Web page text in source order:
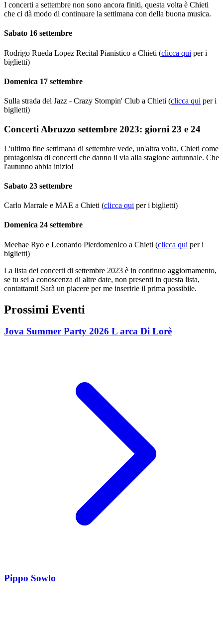
I concerti a settembre non sono ancora finiti, questa volta è Chieti
che ci dà modo di continuare la settimana con della buona musica.
Sabato 16 settembre
Rodrigo Rueda Lopez Recital Pianistico a Chieti (clicca qui per i
biglietti)
Domenica 17 settembre
Sulla strada del Jazz - Crazy Stompin' Club a Chieti (clicca qui per i
biglietti)
Concerti Abruzzo settembre 2023: giorni 23 e 24
L'ultimo fine settimana di settembre vede, un'altra volta, Chieti come
protagonista di concerti che danno il via alla stagione autunnale. Che
l'autunno abbia inizio!
Sabato 23 settembre
Carlo Marrale e MAE a Chieti (clicca qui per i biglietti)
Domenica 24 settembre
Meehae Ryo e Leonardo Pierdomenico a Chieti (clicca qui per i
biglietti)
La lista dei concerti di settembre 2023 è in continuo aggiornamento,
se tu sei a conoscenza di altre date, non presenti in questa lista,
contattami! Sarà un piacere per me inserirle il prima possibile.
Prossimi Eventi
Jova Summer Party 2026 L arca Di Lorè
Pippo Sowlo